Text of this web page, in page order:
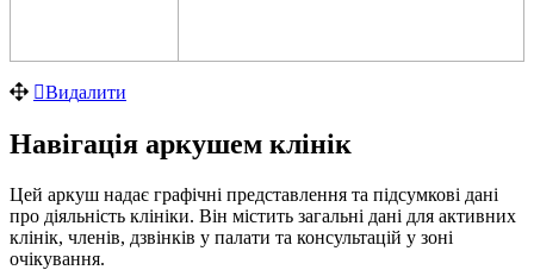
Видалити
Навігація аркушем клінік
Цей аркуш надає графічні представлення та підсумкові дані
про діяльність клініки. Він містить загальні дані для активних
клінік, членів, дзвінків у палати та консультацій у зоні
очікування.